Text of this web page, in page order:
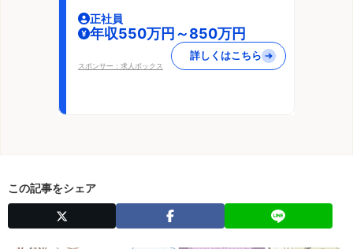
正社員
年収550万円～850万円
スポンサー：求人ボックス
詳しくはこちら
この記事をシェア